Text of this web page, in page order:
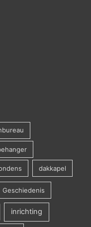
dakkapel
Geschiedenis
inrichting